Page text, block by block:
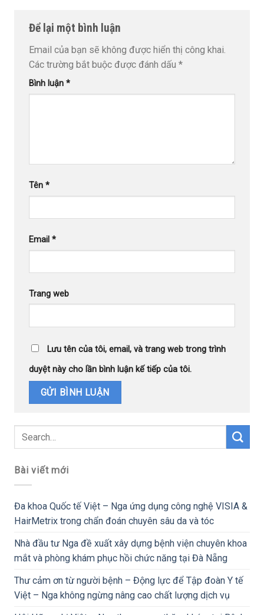
Để lại một bình luận
Email của bạn sẽ không được hiển thị công khai.
Các trường bắt buộc được đánh dấu *
Bình luận *
Tên *
Email *
Trang web
Lưu tên của tôi, email, và trang web trong trình
duyệt này cho lần bình luận kế tiếp của tôi.
Bài viết mới
Đa khoa Quốc tế Việt – Nga ứng dụng công nghệ VISIA &
HairMetrix trong chẩn đoán chuyên sâu da và tóc
Nhà đầu tư Nga đề xuất xây dựng bệnh viện chuyên khoa
mắt và phòng khám phục hồi chức năng tại Đà Nẵng
Thư cảm ơn từ người bệnh – Động lực để Tập đoàn Y tế
Việt – Nga không ngừng nâng cao chất lượng dịch vụ